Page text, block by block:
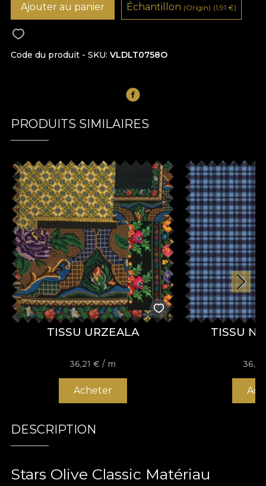
Code du produit - SKU VLDLT0758O
Ajouter au panier Échantillon (Origin) (1,91 €)
PRODUITS SIMILAIRES
TISSU URZEALA
36,21€ / m
Acheter
TISSU
DESCRIPTION
Stars Olive Classic Matériau